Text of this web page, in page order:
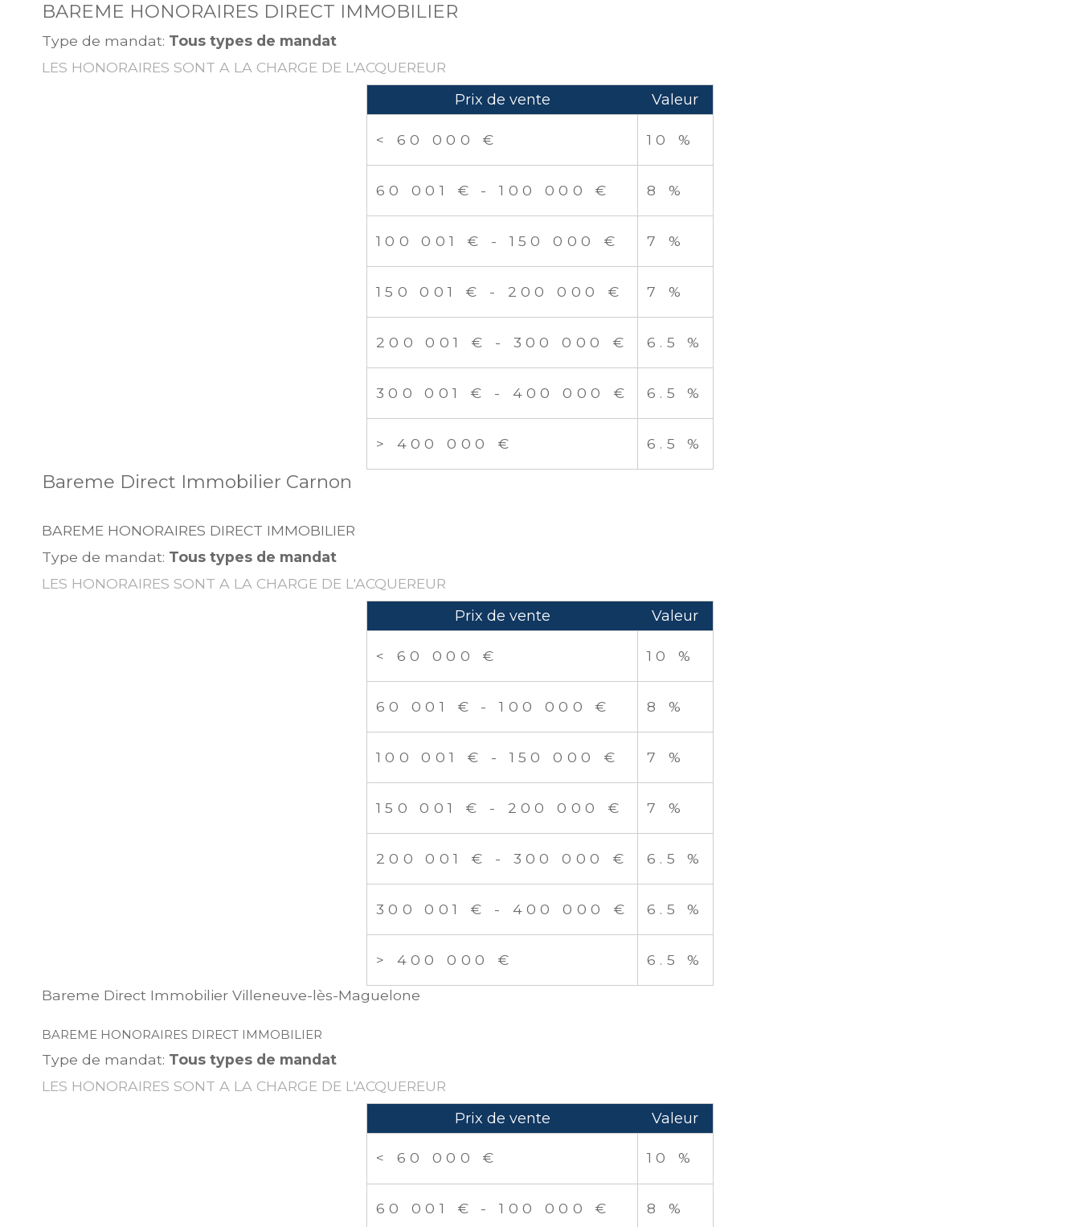
BAREME HONORAIRES DIRECT IMMOBILIER
Type de mandat: Tous types de mandat
LES HONORAIRES SONT A LA CHARGE DE L'ACQUEREUR
Prix de vente Valeur
< 60 000 € 10 %
60 001 € - 100 000 € 8 %
100 001 € - 150 000 € 7 %
150 001 € - 200 000 € 7 %
200 001 € - 300 000 € 6.5 %
300 001 € - 400 000 € 6.5 %
> 400 000 € 6.5 %
Bareme Direct Immobilier Carnon
BAREME HONORAIRES DIRECT IMMOBILIER
Type de mandat: Tous types de mandat
LES HONORAIRES SONT A LA CHARGE DE L'ACQUEREUR
Prix de vente Valeur
< 60 000 € 10 %
60 001 € - 100 000 € 8 %
100 001 € - 150 000 € 7 %
150 001 € - 200 000 € 7 %
200 001 € - 300 000 € 6.5 %
300 001 € - 400 000 € 6.5 %
> 400 000 € 6.5 %
Bareme Direct Immobilier Villeneuve-lès-Maguelone
BAREME HONORAIRES DIRECT IMMOBILIER
Type de mandat: Tous types de mandat
LES HONORAIRES SONT A LA CHARGE DE L'ACQUEREUR
Prix de vente Valeur
< 60 000 € 10 %
60 001 € - 100 000 € 8 %